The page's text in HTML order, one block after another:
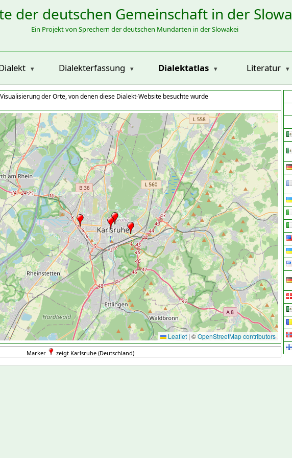
der deutschen Gemeinschaft in der
Ein Projekt von Sprechern der deutschen Mundarten in der Slowakei
Dialekterfassung Dialektatlas Literatur
der Orte, von denen diese Dialekt-Website besuchte wurde
Leaflet | ©OpenStreetMap contributors
Marker zeigt Karlsruhe (Deutschland)